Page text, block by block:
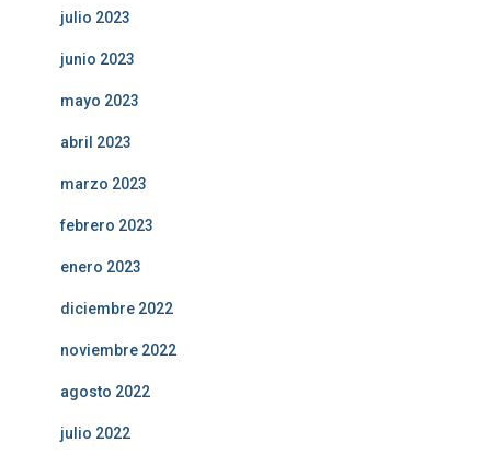
julio 2023
junio 2023
mayo 2023
abril 2023
marzo 2023
febrero 2023
enero 2023
diciembre 2022
noviembre 2022
agosto 2022
julio 2022